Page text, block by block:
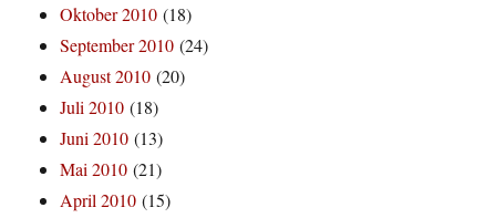
Oktober 2010 (18)
September 2010 (24)
August 2010 (20)
Juli 2010 (18)
Juni 2010 (13)
Mai 2010 (21)
April 2010 (15)